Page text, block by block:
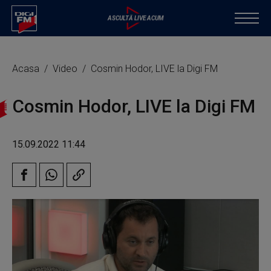
Acasa Video Cosmin Hodor, LIVE la Digi FM
Cosmin Hodor, LIVE la Digi FM
15.09.2022 11:44